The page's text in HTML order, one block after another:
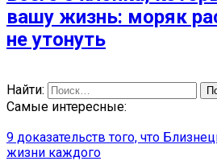
вашу жизнь: моряк
не утонуть
Найти:
Самые интересные:
9 доказательств того, что
жизни каждого